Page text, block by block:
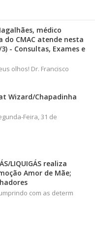
médico
CMAC atende nesta
- Consultas, Exames e
olhos! Dr. Francisco
Wizard/Chapadinha
Feira, 31 de
LIQUIGÁS realiza
Amor de Mãe;
com as determ